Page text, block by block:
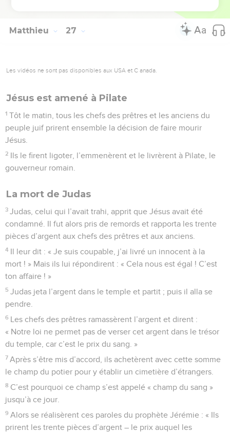
Matthieu 27
Les vidéos ne sont pas disponibles aux USA et C anada.
Jésus est amené à Pilate
1 Tôt le matin, tous les chefs des prêtres et les anciens du
peuple juif prirent ensemble la décision de faire mourir
Jésus.
2 Ils le firent ligoter, l’emmenèrent et le livrèrent à Pilate, le
gouverneur romain.
La mort de Judas
3 Judas, celui qui l’avait trahi, apprit que Jésus avait été
condamné. Il fut alors pris de remords et rapporta les trente
pièces d’argent aux chefs des prêtres et aux anciens.
4 Il leur dit : « Je suis coupable, j’ai livré un innocent à la
mort ! » Mais ils lui répondirent : « Cela nous est égal ! C’est
ton affaire ! »
5 Judas jeta l’argent dans le temple et partit ; puis il alla se
pendre.
6 Les chefs des prêtres ramassèrent l’argent et dirent :
« Notre loi ne permet pas de verser cet argent dans le trésor
du temple, car c’est le prix du sang. »
7 Après s’être mis d’accord, ils achetèrent avec cette somme
le champ du potier pour y établir un cimetière d’étrangers.
8 C’est pourquoi ce champ s’est appelé « champ du sang »
jusqu’à ce jour.
9 Alors se réalisèrent ces paroles du prophète Jérémie : « Ils
prirent les trente pièces d’argent – le prix auquel les